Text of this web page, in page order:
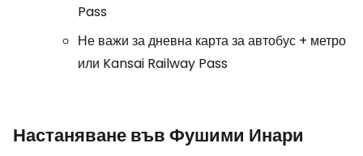
Pass
Не важи за дневна карта за автобус + метро
или Kansai Railway Pass
Настаняване във Фушими Инари